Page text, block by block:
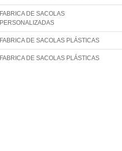
FABRICA DE SACOLAS
PERSONALIZADAS
FABRICA DE SACOLAS PLÁSTICAS
FABRICA DE SACOLAS PLÁSTICAS